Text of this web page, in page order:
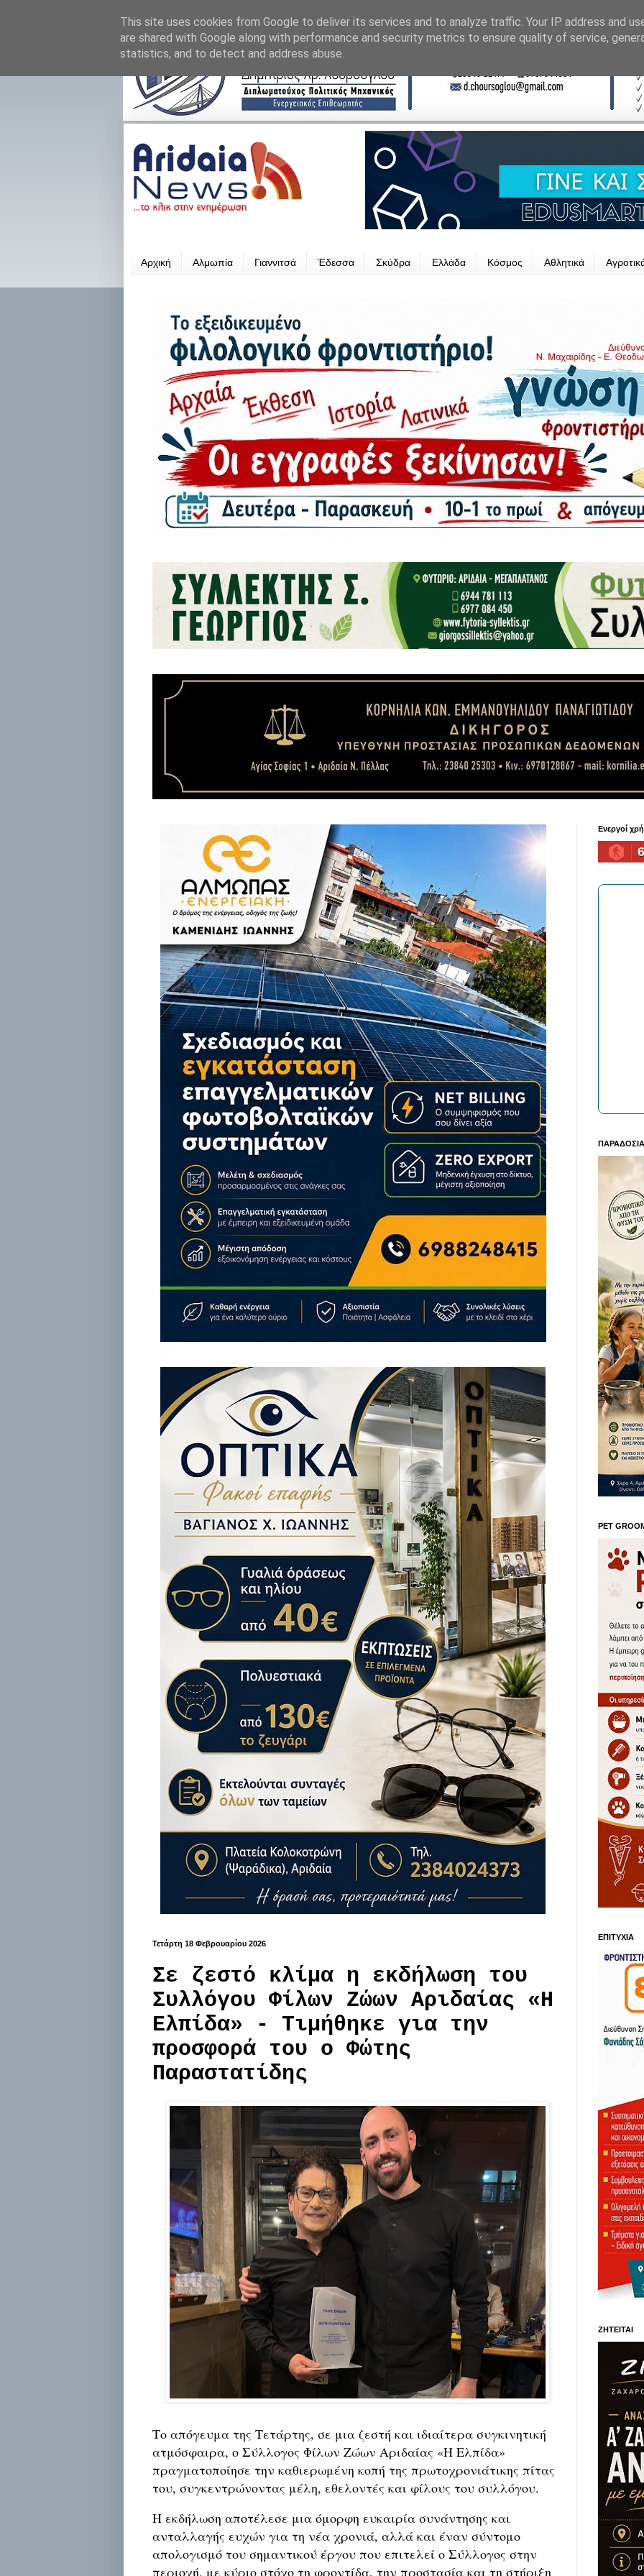
Αρχική Αλμωπία Γιαννιτσά Έδεσσα Σκύδρα Ελλάδα Κόσμος Αθλητικά
Τετάρτη 18 Φεβρουαρίου 2026
Σε ζεστό κλίμα η εκδήλωση του
Συλλόγου Φίλων Ζώων Αριδαίας «Η
Ελπίδα» - Τιμήθηκε για την
προσφορά του ο Φώτης
Παραστατίδης
Το απόγευμα της Τετάρτης, σε μια ζεστή και ιδιαίτερα συγκινητική
ατμόσφαιρα, ο Σύλλογος Φίλων Ζώων Αριδαίας «Η Ελπίδα»
πραγματοποίησε την καθιερωμένη κοπή της πρωτοχρονιάτικης πίτας
του, συγκεντρώνοντας μέλη, εθελοντές και φίλους του συλλόγου.
Η εκδήλωση αποτέλεσε μια όμορφη ευκαιρία συνάντησης και
ανταλλαγής ευχών για τη νέα χρονιά, αλλά και έναν σύντομο
απολογισμό του σημαντικού έργου που επιτελεί ο Σύλλογος στην
περιοχή, με κύριο στόχο τη φροντίδα, την προστασία και τη στήριξη
Ενεργοί
6
PET
ΕΠΙΤΥΧΙΑ
ΖΗΤΕΙΤΑΙ
This site uses cookies from Google to deliver its services and to analyze traffic. Your IP address and
are shared with Google along with performance and security metrics to ensure quality of service,
statistics, and to detect and address abuse.